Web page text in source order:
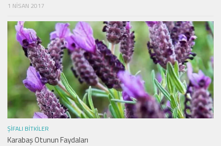
1 NISAN 2017
ŞIFALI BITKILER
Karabaş Otunun Faydaları